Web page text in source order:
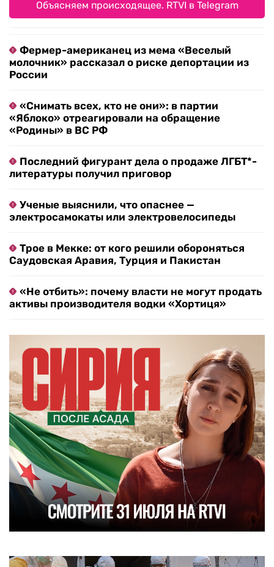
Объясняем происходящее. RTVI в Telegram
Фермер-американец из мема «Веселый
молочник» рассказал о риске депортации из
России
«Снимать всех, кто не они»: в партии
«Яблоко» отреагировали на обращение
«Родины» в ВС РФ
Последний фигурант дела о продаже ЛГБТ*-
литературы получил приговор
Ученые выяснили, что опаснее —
электросамокаты или электровелосипеды
Трое в Мекке: от кого решили обороняться
Саудовская Аравия, Турция и Пакистан
«Не отбить»: почему власти не могут продать
активы производителя водки «Хортиця»